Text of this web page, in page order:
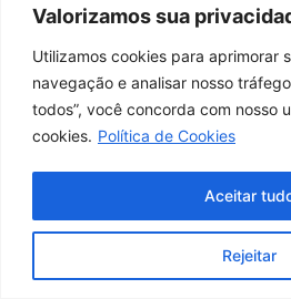
Valorizamos sua
Utilizamos cookies para aprimorar
navegação e analisar nosso
todos”, você concorda com nosso
cookies. Política de Cookies
Rejeitar
Aceitar